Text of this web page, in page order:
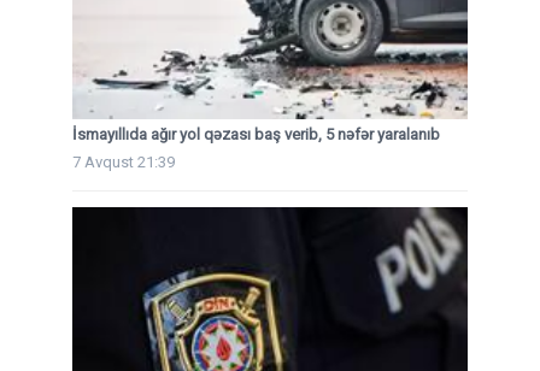
İsmayıllıda ağır yol qəzası baş verib, 5 nəfər yaralanıb
7 Avqust 21:39